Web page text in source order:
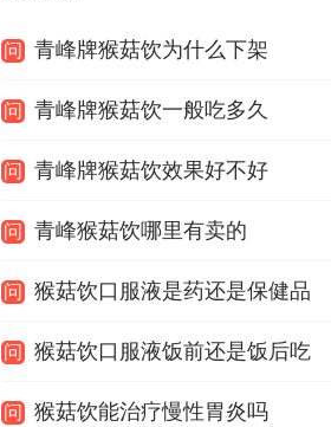
问 青峰牌猴菇饮为什么下架
问 青峰牌猴菇饮一般吃多久
问 青峰牌猴菇饮效果好不好
问 青峰猴菇饮哪里有卖的
问 猴菇饮口服液是药还是保健品
问 猴菇饮口服液饭前还是饭后吃
问 猴菇饮能治疗慢性胃炎吗